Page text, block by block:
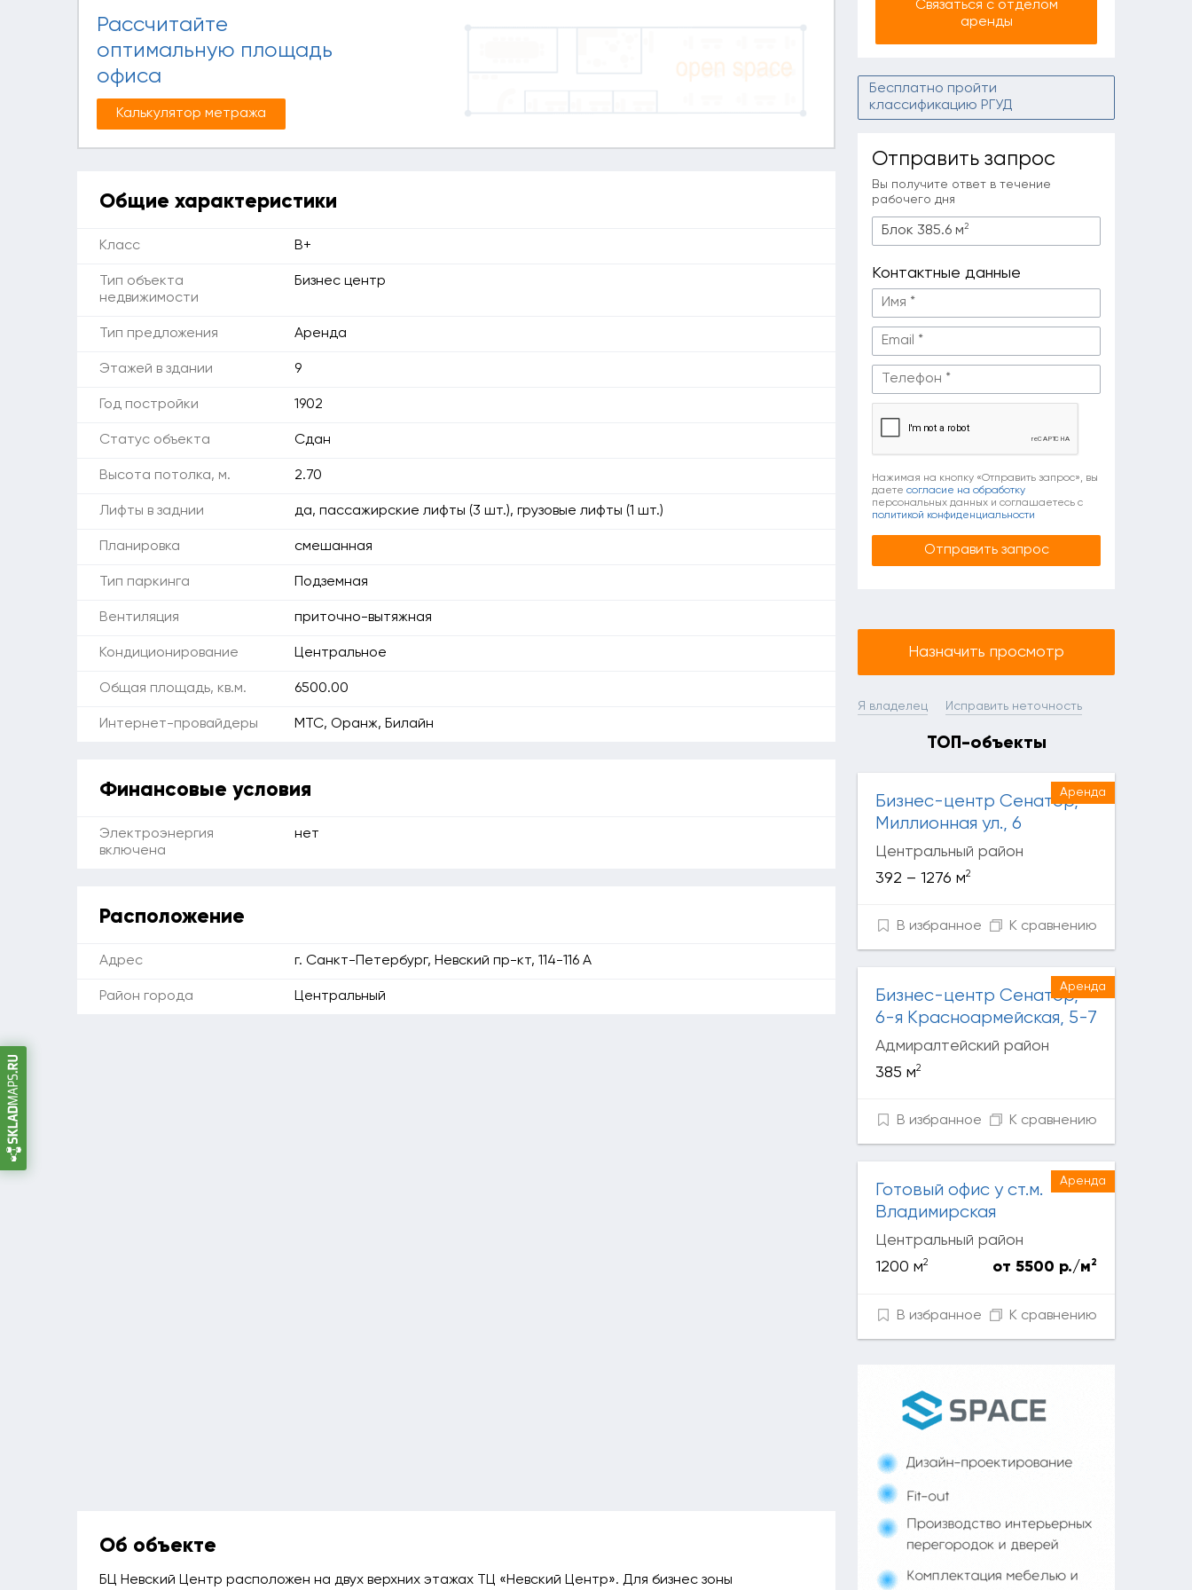
Связаться с отделом
аренды
Бесплатно пройти
классификацию РГУД
Отправить запрос
Вы получите ответ в течение
рабочего дня
Блок 385.6 м2
Контактные данные
Нажимая на кнопку «Отправить запрос», вы
даете согласие на обработку
персональных данных и соглашаетесь c
политикой конфиденциальности
Назначить просмотр
Я владелец Исправить неточность
ТОП-объекты
Аренда
Бизнес-центр Сенатор,
Миллионная ул., 6
Центральный район
392 – 1276 м2
В избранное К сравнению
Аренда
Бизнес-центр Сенатор,
6-я Красноармейская, 5-7
Адмиралтейский район
385 м2
В избранное К сравнению
Аренда
Готовый офис у ст.м.
Владимирская
Центральный район
1200 м2 от 5500 р./м 2
В избранное К сравнению
Рассчитайте
оптимальную площадь
офиса
Калькулятор метража
Общие характеристики
Класс B+
Тип объекта
недвижимости
Бизнес центр
Тип предложения Аренда
Этажей в здании 9
Год постройки 1902
Статус объекта Сдан
Высота потолка, м. 2.70
Лифты в заднии да, пассажирские лифты (3 шт.), грузовые лифты (1 шт.)
Планировка смешанная
Тип паркинга Подземная
Вентиляция приточно-вытяжная
Кондиционирование Центральное
Общая площадь, кв.м. 6500.00
Интернет-провайдеры МТС, Оранж, Билайн
Финансовые условия
Электроэнергия
включена
нет
Расположение
Адрес г. Санкт-Петербург, Невский пр-кт, 114-116 А
Район города Центральный
Об объекте
БЦ Невский Центр расположен на двух верхних этажах ТЦ «Невский Центр». Для бизнес зоны